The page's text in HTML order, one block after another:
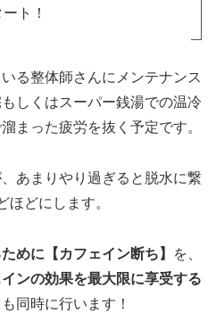
ト！
る整体師さんにメンテナンス
しくはスーパー銭湯での温冷
まった疲労を抜く予定です。
あまりやり過ぎると脱水に繋
ほどにします。
めに【カフェイン断ち】
を、
ンの効果を最大限に享受する
も同時に行います！